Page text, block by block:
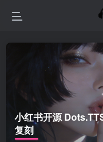
小红书开源
复刻